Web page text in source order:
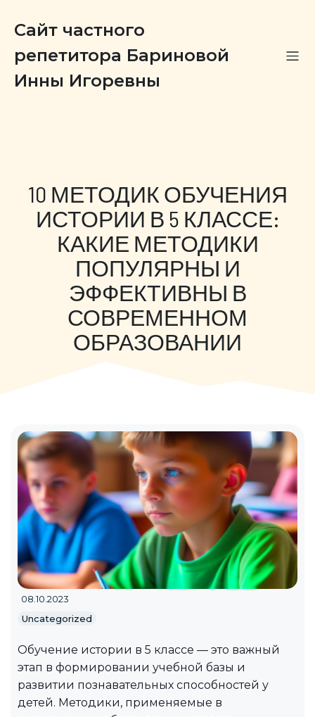
Сайт частного
репетитора Бариновой
Инны Игоревны
10 МЕТОДИК ОБУЧЕНИЯ
ИСТОРИИ В 5 КЛАССЕ:
КАКИЕ МЕТОДИКИ
ПОПУЛЯРНЫ И
ЭФФЕКТИВНЫ В
СОВРЕМЕННОМ
ОБРАЗОВАНИИ
08.10.2023
Uncategorized
Обучение истории в 5 классе — это важный
этап в формировании учебной базы и
развитии познавательных способностей у
детей. Методики, применяемые в